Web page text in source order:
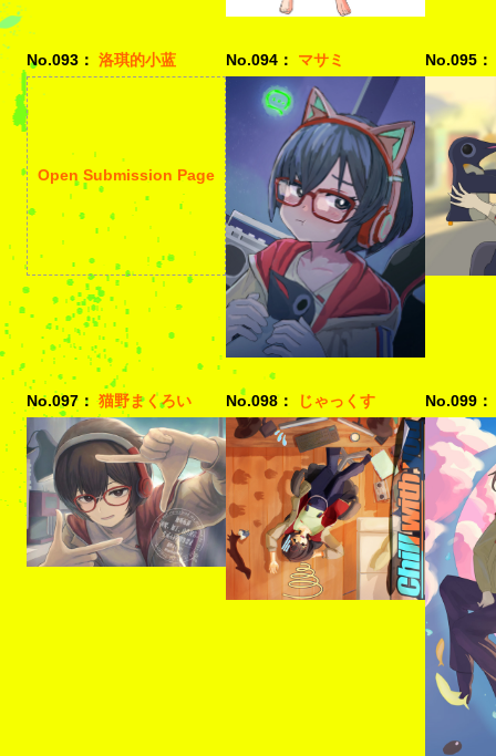
No.093： 洛琪的小蓝
Open Submission Page
No.094： マサミ No.095：
No.097： 猫野まくろい No.098： じゃっくす No.099：